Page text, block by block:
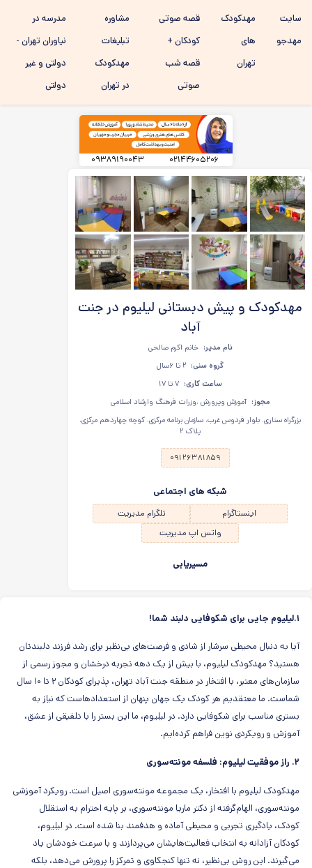
سایت
مهدجو
مهدکودک
های
تهران
قصه صوتی
کودکان +
قصه شب
صوتی
مشاوره
تبلیغات
مهدکودک
در تهران
مدرسه در
نیاوران تهران -
دولتی و غیر
دولتی
۰۲۱۴۴۶۰۵۲۰۶ ۰۹۳۸۹۱۹۰۰۴۳
مهدکودک و پیش دبستانی لیلیوم در جنت
آباد
نام مدیر: خانم اکرم صالحی
گروه سنی: ۲ تا ۶سال
ساعت کاری: ۷ تا ۱۷
مجوز: آموزش وپرورش ،وزرات فرهنگ وارشاد اسلامی
بزرگراه ستاری، بلوار فردوس غرب، سازمان برنامه مرکزی، کوچه چهاردهم مرکزی،
پلاک ۲
۰۹۱۲۶۳۸۱۸۵۹
شبکه های اجتماعی
اینستاگرام
تلگرام مدیریت
واتس اپ مدیریت
مسیریابی
۱.لیلیوم جایی برای شکوفایی دلبند شما!
آیا به دنبال محیطی سرشار از شادی و فرصت‌های بی‌نظیر برای رشد فرزند دلبندتان
هستید؟ مهدکودک لیلیوم، با بیش از یک دهه تجربه درخشان و مجوز رسمی از
سازمان‌های معتبر، با افتخار در منطقه جنت آباد تهران، پذیرای کودکان ۲ تا ۱۰ سال
شماست. ما معتقدیم هر کودک یک جهان پنهان از استعدادهاست که نیاز به
بستری مناسب برای شکوفایی دارد. در لیلیوم، ما این بستر را با تلفیقی از عشق،
آموزش و رویکردی نوین فراهم کرده‌ایم.
۲. راز موفقیت لیلیوم: فلسفه مونته‌سوری
مهدکودک لیلیوم با افتخار، یک مجموعه مونته‌سوری اصیل است. رویکرد آموزشی
مونته‌سوری، الهام‌گرفته از دکتر ماریا مونته‌سوری، بر پایه احترام به استقلال
کودک، یادگیری تجربی و محیطی آماده و هدفمند بنا شده است. در لیلیوم،
کودکان آزادانه به انتخاب فعالیت‌هایشان می‌پردازند و با سرعت خودشان یاد
می‌گیرند. این روش بی‌نظیر، نه تنها کنجکاوی و تمرکز را پرورش می‌دهد، بلکه